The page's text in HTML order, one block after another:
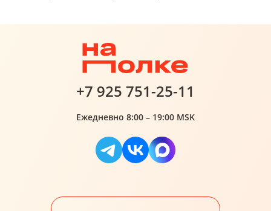
+7 925 751-25-11
Ежедневно 8:00 – 19:00 MSK